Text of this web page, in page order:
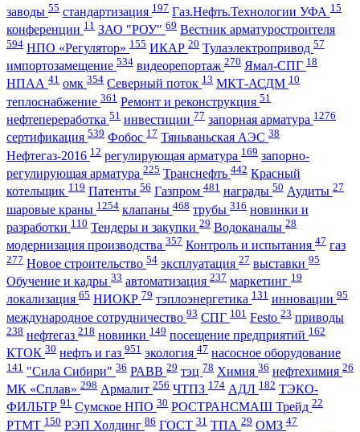
заводы 55 стандартизация 197 Газ.Нефть.Технологии УФА 15
конференции 11 ЗАО "РОУ" 69 Вестник арматуростроителя
594 НПО «Регулятор» 155 ИКАР 20 Тулаэлектропривод 57
импортозамещение 534 видеорепортаж 270 Ямал-СПГ 18
НПАА 41 омк 354 Северный поток 13 МКТ-АСДМ 10
теплоснабжение 361 Ремонт и реконструкция 51
нефтепереработка 51 инвестиции 77 запорная арматура 1276
сертификация 539 Фобос 17 Тяньваньская АЭС 38
Нефтегаз-2016 12 регулирующая арматура 169 запорно-
регулирующая арматура 225 Транснефть 442 Красный
котельщик 119 Патенты 56 Газпром 481 награды 50 Аудиты 27
шаровые краны 1254 клапаны 468 трубы 316 новинки и
разработки 110 Тендеры и закупки 29 Водоканалы 28
модернизация производства 357 Контроль и испытания 47 газ
277 Новое строительство 54 эксплуатация 27 выставки 95
Обучение и кадры 33 автоматизация 237 маркетинг 19
локализация 65 НИОКР 79 тэплоэнергетика 131 инновации 95
международное сотрудничество 93 СПГ 101 Festo 23 приводы
238 нефтегаз 218 новинки 149 посещение предприятий 162
КТОК 30 нефть и газ 951 экология 47 насосное оборудование
141 "Сила Сибири" 36 РАВВ 29 тэц 78 Химия 36 нефтехимия 26
МК «Сплав» 298 Армалит 256 ЧТПЗ 174 АДЛ 182 ТЭКО-
ФИЛЬТР 91 Сумское НПО 30 РОСТРАНСМАШ Трейд 22
РТМТ 150 РЭП Холдинг 86 ГОСТ 31 ТПА 29 ОМЗ 47